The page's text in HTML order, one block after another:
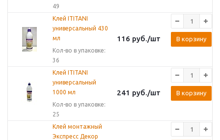
49
Клей ITITANI
универсальный 430
мл
Кол-во в упаковке:
36
116 руб./шт В корзину
Клей ITITANI
универсальный
1000 мл
Кол-во в упаковке:
25
241 руб./шт В корзину
Клей монтажный
Экспресс Декор